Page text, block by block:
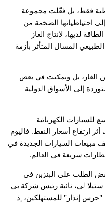
فقط، بل فعّلت مجموعة
احتياطياتها الضخمة من
لديها، لإنتاج الغاز
المسال المتأثر بأزمة
الغاز، بل وتمكنت في بعض
إلى الأسواق الدولية
للسيارات الكهربائية
أثر ارتفاع أسعار النفط. فاليوم
مبيعات السيارات الجديدة في
سريعة في العالم.
الطلب على البنزين في
لي، نائبة رئيس شركة بي
"جرس إنذار" للمستهلكين، إذ